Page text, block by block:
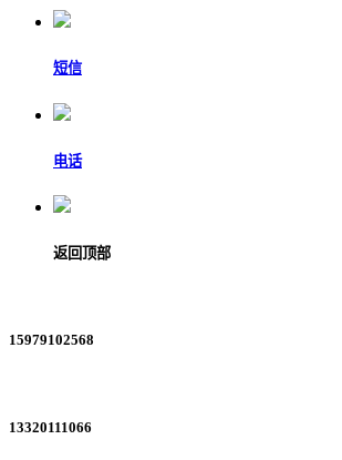
短信
电话
返回顶部
15979102568
13320111066